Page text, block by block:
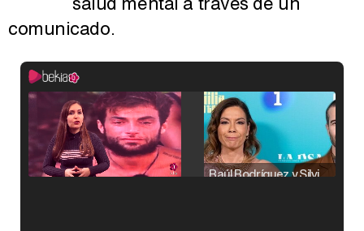
comunicado.
Raúl Rodríguez y Silvia Taulés nos cuentan su papel en 'La familia de la tele'